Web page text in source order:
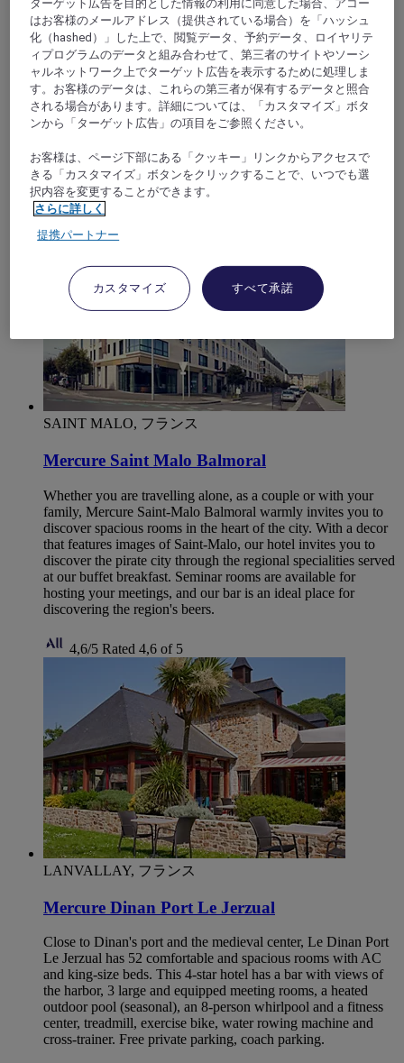
Mercure St Malo Front de Mer Hotel
The fully renovated Mercure Saint-Malo Front de Mer
welcomes guests to rooms with a street, patio or sea view.
Ideal for quiet stays, the hotel boasts a privileged location
overlooking Sillon's fine-sand beach. You may even see the
amazing spring tides from the comfort of our breakfast space
with all the essentials for a relaxing experience.
4,5/5Rated 4,5 of 5
SAINT MALO, フランス
Mercure Saint Malo Balmoral
Whether you are travelling alone, as a couple or with your
family, Mercure Saint-Malo Balmoral warmly invites you to
discover spacious rooms in the heart of the city. With a decor
that features images of Saint-Malo, our hotel invites you to
discover the pirate city through the regional specialities served
at our buffet breakfast. Seminar rooms are available for
hosting your meetings, and our bar is an ideal place for
discovering the region's beers.
4,6/5 Rated 4,6 of 5
LANVALLAY, フランス
Mercure Dinan Port Le Jerzual
Close to Dinan's port and the medieval center, Le Dinan Port
Le Jerzual has 52 comfortable and spacious rooms with AC
and king-size beds. This 4-star hotel has a bar with views of
the harbor, 3 large and equipped meeting rooms, a heated
outdoor pool (seasonal), an 8-person whirlpool and a fitness
center, treadmill, exercise bike, water rowing machine and
cross-trainer. Free private parking, coach parking.
ターゲット広告を目的とした情報の利用に同意した場合、アコー
はお客様のメールアドレス（提供されている場合）を「ハッシュ
化（hashed）」した上で、閲覧データ、予約データ、ロイヤリテ
ィプログラムのデータと組み合わせて、第三者のサイトやソーシ
ャルネットワーク上でターゲット広告を表示するために処理しま
す。お客様のデータは、これらの第三者が保有するデータと照合
される場合があります。詳細については、「カスタマイズ」ボタ
ンから「ターゲット広告」の項目をご参照ください。
お客様は、ページ下部にある「クッキー」リンクからアクセスで
きる「カスタマイズ」ボタンをクリックすることで、いつでも選
択内容を変更することができます。
さらに詳しく
提携パートナー
カスタマイズ すべて承諾